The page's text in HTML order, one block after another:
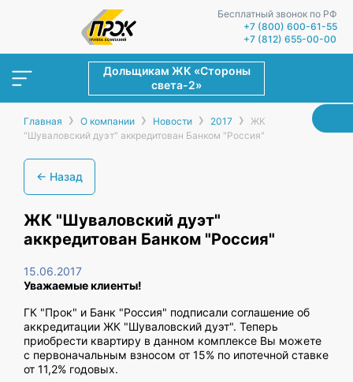
Бесплатный звонок по РФ
+7 (800) 600-61-55
+7 (812) 655-00-00
Дольщикам ЖК «Стороны
света-2»
Главная › О компании › Новости › 2017 › ЖК
"Шуваловский дуэт" аккредитован Банком "Россия"
← Назад
ЖК "Шуваловский дуэт"
аккредитован Банком "Россия"
15.06.2017
Уважаемые клиенты!
ГК "Прок" и Банк "Россия" подписали соглашение об
аккредитации ЖК "Шуваловский дуэт". Теперь
приобрести квартиру в данном комплексе Вы можете
с первоначальным взносом от 15% по ипотечной ставке
от 11,2% годовых.